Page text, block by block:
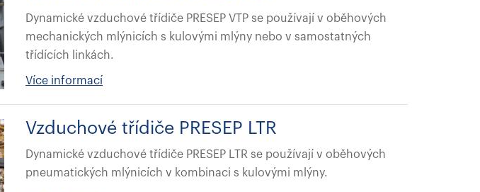
Dynamické vzduchové třídiče PRESEP VTP se používají v oběhových
mechanických mlýnicích s kulovými mlýny nebo v samostatných
třídících linkách.
Více informací
Vzduchové třídiče PRESEP LTR
Dynamické vzduchové třídiče PRESEP LTR se používají v oběhových
pneumatických mlýnicích v kombinaci s kulovými mlýny.